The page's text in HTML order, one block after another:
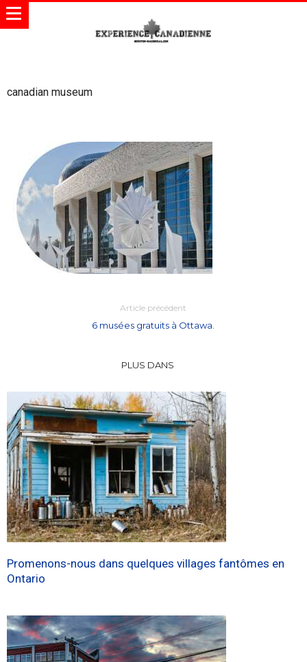
canadian museum
Article précédent
6 musées gratuits à Ottawa.
PLUS DANS
Promenons-nous dans quelques villages fantômes en
Ontario